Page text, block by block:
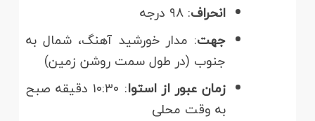
انحراف: ۹۸ درجه
جهت: مدار خورشید آهنگ، شمال به
جنوب (در طول سمت روشن زمین)
زمان عبور از استوا
: ۱۰:۳۰ دقیقه صبح
به وقت محلی